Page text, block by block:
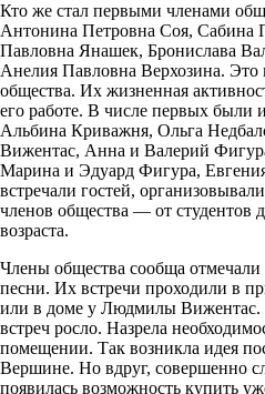
Кто же стал первыми членами
Антонина Петровна Соя, Сабина
Павловна Янашек, Бронислава
Анелия Павловна Верхозина. Это
общества. Их жизненная
его работе. В числе первых были
Альбина Криважня, Ольга
Вижентас, Анна и Валерий
Марина и Эдуард Фигура,
встречали гостей,
членов общества — от студентов
возраста.
Члены общества сообща
песни. Их встречи проходили в
или в доме у Людмилы Вижентас.
встреч росло. Назрела
помещении. Так возникла идея
Вершине. Но вдруг, совершенно
появилась возможность купить